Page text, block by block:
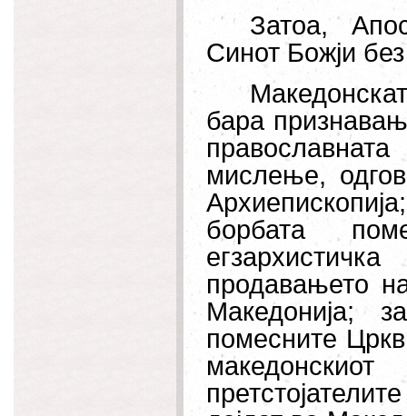
Затоа,
Синот Божји
бара
мислење,
борбата
продавањето
Македонија;
помесните